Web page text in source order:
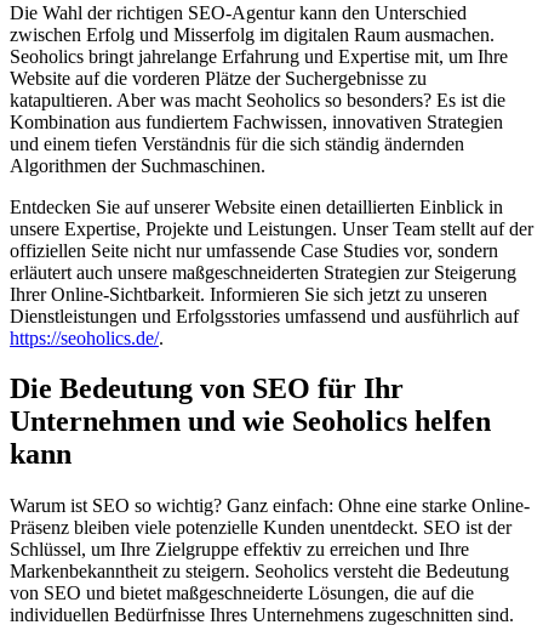
Die Wahl der richtigen SEO-Agentur kann den Unterschied
zwischen Erfolg und Misserfolg im digitalen Raum ausmachen.
Seoholics bringt jahrelange Erfahrung und Expertise mit, um Ihre
Website auf die vorderen Plätze der Suchergebnisse zu
katapultieren. Aber was macht Seoholics so besonders? Es ist die
Kombination aus fundiertem Fachwissen, innovativen Strategien
und einem tiefen Verständnis für die sich ständig ändernden
Algorithmen der Suchmaschinen.
Entdecken Sie auf unserer Website einen detaillierten Einblick in
unsere Expertise, Projekte und Leistungen. Unser Team stellt auf der
offiziellen Seite nicht nur umfassende Case Studies vor, sondern
erläutert auch unsere maßgeschneiderten Strategien zur Steigerung
Ihrer Online-Sichtbarkeit. Informieren Sie sich jetzt zu unseren
Dienstleistungen und Erfolgsstories umfassend und ausführlich auf
https://seoholics.de/.
Die Bedeutung von SEO für Ihr
Unternehmen und wie Seoholics helfen
kann
Warum ist SEO so wichtig? Ganz einfach: Ohne eine starke Online-
Präsenz bleiben viele potenzielle Kunden unentdeckt. SEO ist der
Schlüssel, um Ihre Zielgruppe effektiv zu erreichen und Ihre
Markenbekanntheit zu steigern. Seoholics versteht die Bedeutung
von SEO und bietet maßgeschneiderte Lösungen, die auf die
individuellen Bedürfnisse Ihres Unternehmens zugeschnitten sind.